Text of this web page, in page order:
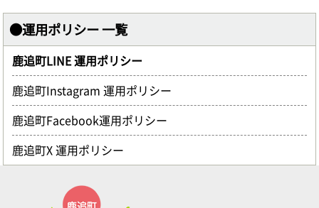
●運用ポリシー 一覧
鹿追町LINE 運用ポリシー
鹿追町Instagram 運用ポリシー
鹿追町Facebook運用ポリシー
鹿追町X 運用ポリシー